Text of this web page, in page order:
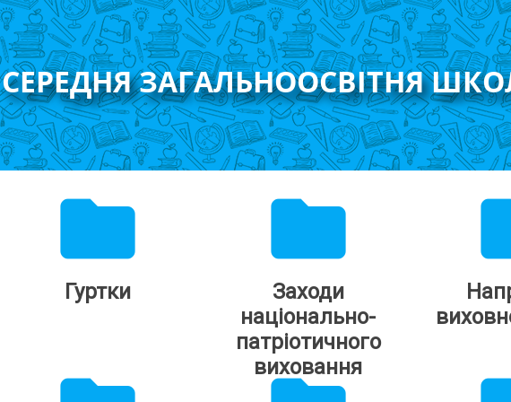
СЕРЕДНЯ ЗАГАЛЬНООСВІТНЯ
folder
Гуртки
folder
Заходи
національно-
патріотичного
виховання